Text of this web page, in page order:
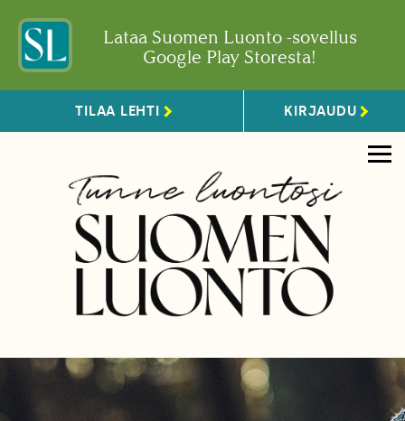
Lataa Suomen Luonto -sovellus
Google Play Storesta!
TILAA LEHTI KIRJAUDU